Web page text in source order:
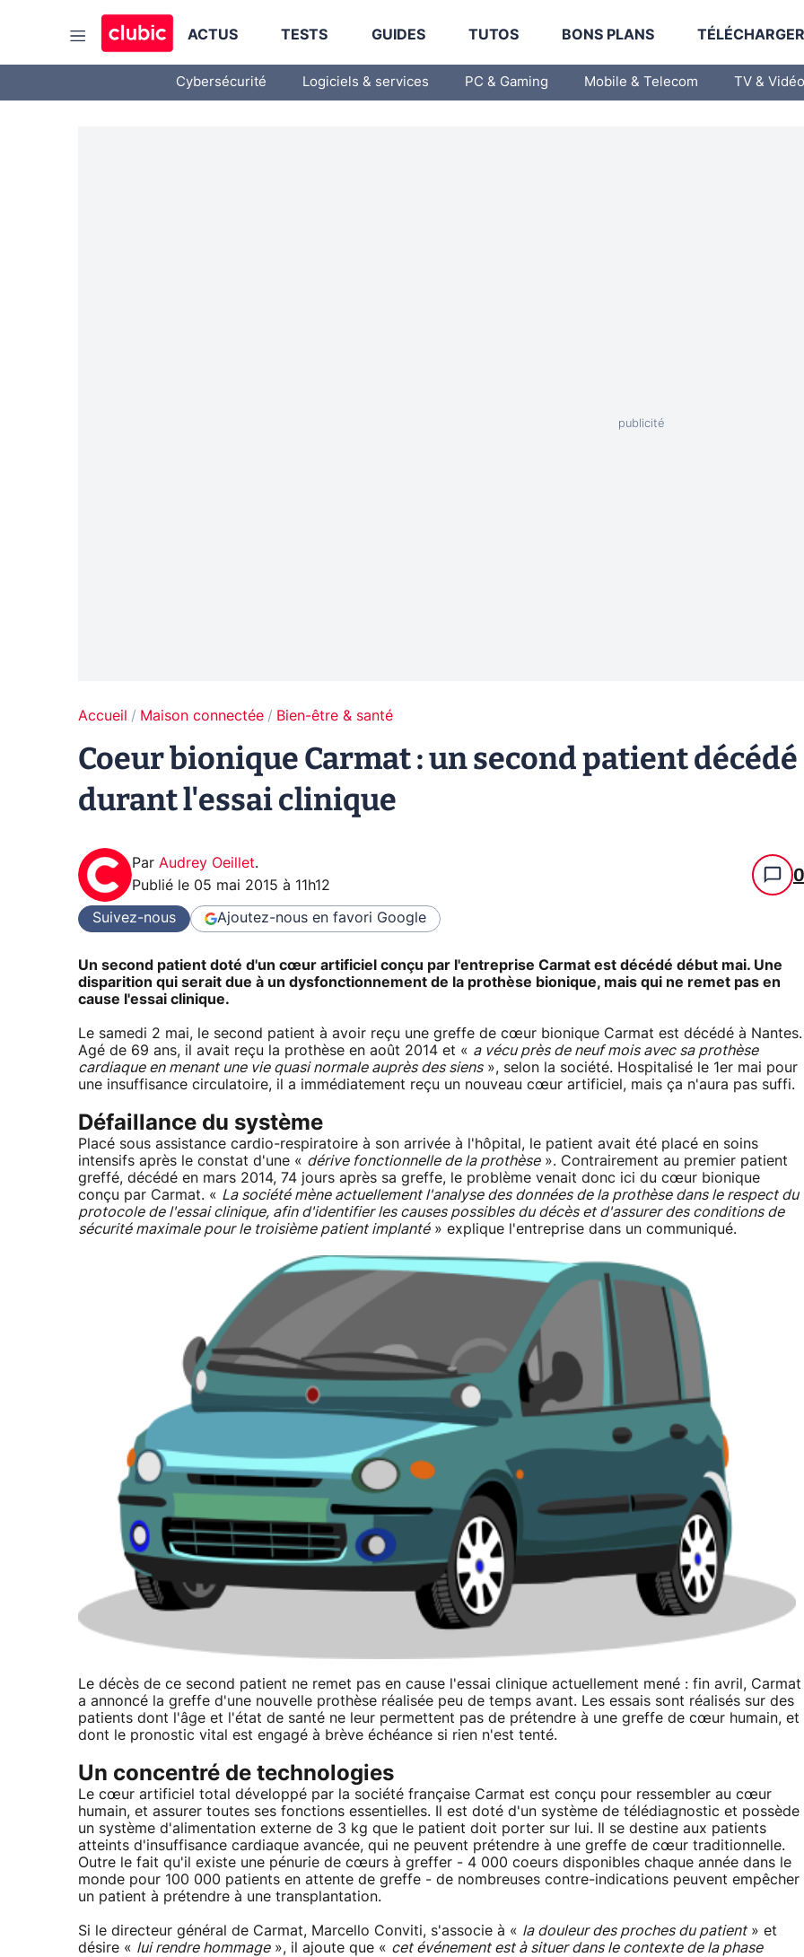
ACTUS TESTS GUIDES TUTOS BONS PLANS
Cybersécurité Logiciels & services PC & Gaming Mobile & Telecom TV & Vidéo
Accueil Maison connectée Bien-être & santé
Coeur bionique Carmat : un second patient décédé
durant l'essai clinique
Par Audrey Oeillet.
Publié le 05 mai 2015 à 11h12 0
Suivez-nous Ajoutez-nous en favori Google
Un second patient doté d'un cœur artificiel conçu par l'entreprise Carmat est décédé début mai. Une
disparition qui serait due à un dysfonctionnement de la prothèse bionique, mais qui ne remet pas en
cause l'essai clinique.
Le samedi 2 mai, le second patient à avoir reçu une greffe de cœur bionique Carmat est décédé à Nantes.
Agé de 69 ans, il avait reçu la prothèse en août 2014 et « a vécu près de neuf mois avec sa prothèse
cardiaque en menant une vie quasi normale auprès des siens», selon la société. Hospitalisé le 1er mai pour
une insuffisance circulatoire, il a immédiatement reçu un nouveau cœur artificiel, mais ça n'aura pas suffi.
Défaillance du système
Placé sous assistance cardio-respiratoire à son arrivée à l'hôpital, le patient avait été placé en soins
intensifs après le constat d'une « dérive fonctionnelle de la prothèse». Contrairement au premier patient
greffé, décédé en mars 2014, 74 jours après sa greffe, le problème venait donc ici du cœur bionique
conçu par Carmat. « La société mène actuellement l'analyse des données de la prothèse dans le respect du
protocole de l'essai clinique, afin d'identifier les causes possibles du décès et d'assurer des conditions de
sécurité maximale pour le troisième patient implanté» explique l'entreprise dans un communiqué.
Le décès de ce second patient ne remet pas en cause l'essai clinique actuellement mené : fin avril, Carmat
a annoncé la greffe d'une nouvelle prothèse réalisée peu de temps avant. Les essais sont réalisés sur des
patients dont l'âge et l'état de santé ne leur permettent pas de prétendre à une greffe de cœur humain, et
dont le pronostic vital est engagé à brève échéance si rien n'est tenté.
Un concentré de technologies
Le cœur artificiel total développé par la société française Carmat est conçu pour ressembler au cœur
humain, et assurer toutes ses fonctions essentielles. Il est doté d'un système de télédiagnostic et possède
un système d'alimentation externe de 3 kg que le patient doit porter sur lui. Il se destine aux patients
atteints d'insuffisance cardiaque avancée, qui ne peuvent prétendre à une greffe de cœur traditionnelle.
Outre le fait qu'il existe une pénurie de cœurs à greffer - 4 000 coeurs disponibles chaque année dans le
monde pour 100 000 patients en attente de greffe - de nombreuses contre-indications peuvent empêcher
un patient à prétendre à une transplantation.
Si le directeur général de Carmat, Marcello Conviti, s'associe à « la douleur des proches du patient» et
désire « lui rendre hommage», il ajoute que « cet événement est à situer dans le contexte de la phase